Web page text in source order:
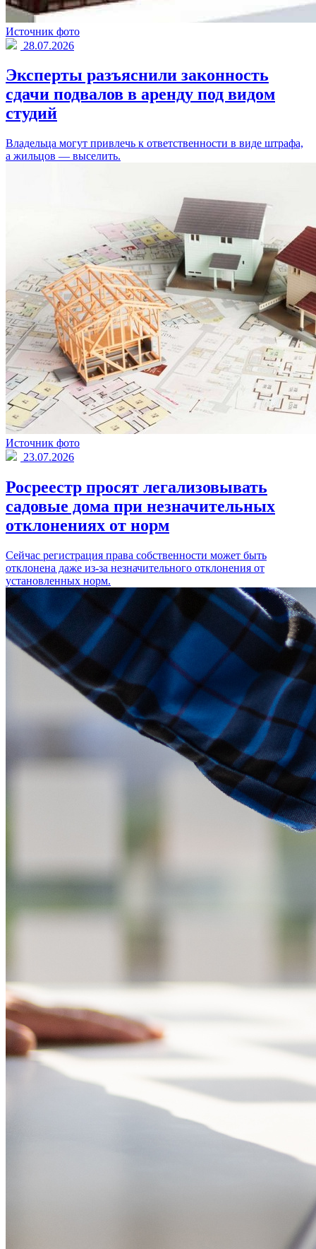
Источник фото
28.07.2026
Эксперты разъяснили законность
сдачи подвалов в аренду под видом
студий
Владельца могут привлечь к ответственности в виде штрафа,
а жильцов — выселить.
Источник фото
23.07.2026
Росреестр просят легализовывать
садовые дома при незначительных
отклонениях от норм
Сейчас регистрация права собственности может быть
отклонена даже из-за незначительного отклонения от
установленных норм.